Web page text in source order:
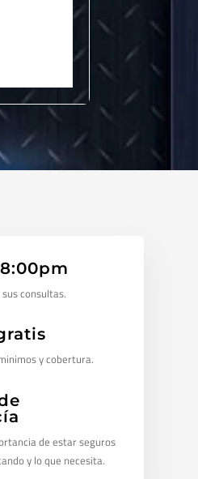
consultas.
y cobertura.
de estar seguros
y lo que necesita.